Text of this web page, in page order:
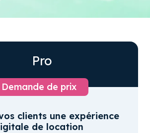
Pro
Demande de prix
clients une expérience
de location